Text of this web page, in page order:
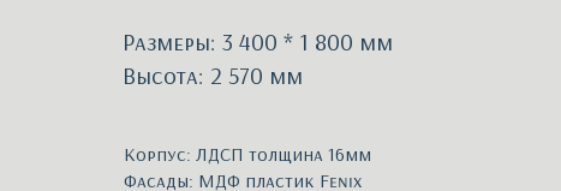
Размеры: 3 400 * 1 800 мм
Высота: 2 570 мм
Корпус: ЛДСП толщина 16мм
Фасады: МДФ пластик Fenix